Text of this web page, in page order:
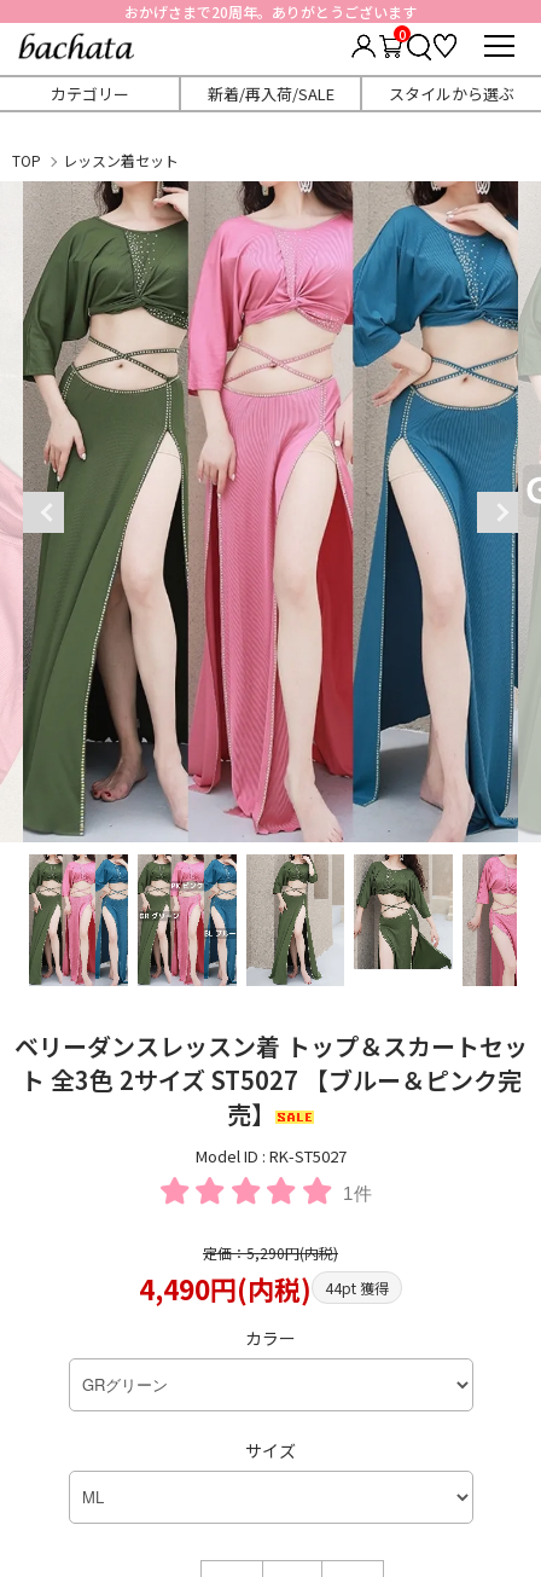
おかげさまで20周年。ありがとうございます
0
カテゴリー 新着/再入荷/SALE スタイルから選ぶ
TOP レッスン着セット
ベリーダンスレッスン着 トップ＆スカートセッ
ト 全3色 2サイズ ST5027 【ブルー＆ピンク完
売】
Model ID : RK-ST5027
1件
定価：5,290円(内税)
4,490円(内税) 44pt 獲得
カラー
サイズ